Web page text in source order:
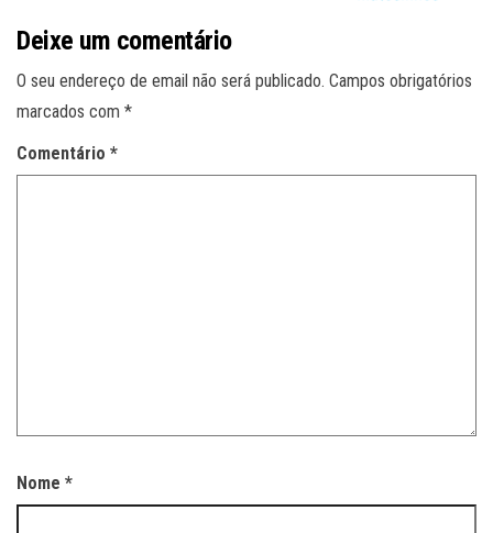
Deixe um comentário
O seu endereço de email não será publicado. Campos obrigatórios
marcados com *
Comentário *
Nome *